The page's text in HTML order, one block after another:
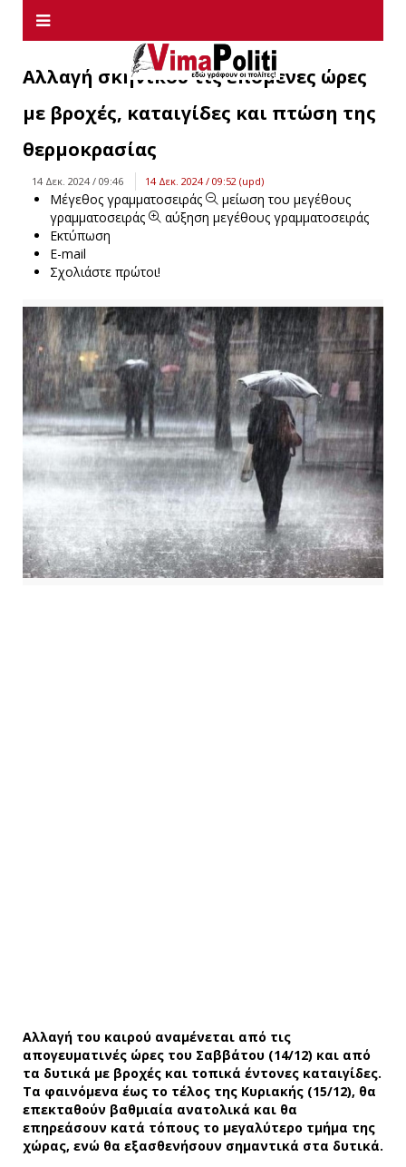
Αλλαγή σκηνικού τις επόμενες ώρες
με βροχές, καταιγίδες και πτώση της
θερμοκρασίας
14 Δεκ. 2024 / 09:46 14 Δεκ. 2024 / 09:52 (upd)
Μέγεθος γραμματοσειράς
μείωση του μεγέθους
γραμματοσειράς
αύξηση μεγέθους γραμματοσειράς
Εκτύπωση
E-mail
Σχολιάστε πρώτοι!
Αλλαγή του καιρού αναμένεται από τις
απογευματινές ώρες του Σαββάτου (14/12) και από
τα δυτικά με βροχές και τοπικά έντονες καταιγίδες.
Τα φαινόμενα έως το τέλος της Κυριακής (15/12), θα
επεκταθούν βαθμιαία ανατολικά και θα
επηρεάσουν κατά τόπους το μεγαλύτερο τμήμα της
χώρας, ενώ θα εξασθενήσουν σημαντικά στα δυτικά.